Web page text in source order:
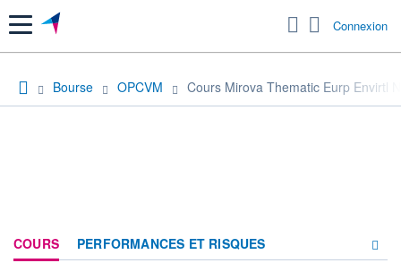
Menu Connexion
Bourse OPCVM Cours Mirova Thematic Eurp Envirtl
COURS PERFORMANCES ET RISQUES